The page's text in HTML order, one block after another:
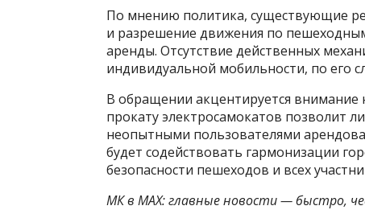
По мнению политика, существующие
и разрешение движения по
аренды. Отсутствие действенных
индивидуальной мобильности, по его
В обращении акцентируется
прокату электросамокатов позволит
неопытными пользователями
будет содействовать гармонизации
безопасности пешеходов и всех
МК в MAX: главные новости — быстро,